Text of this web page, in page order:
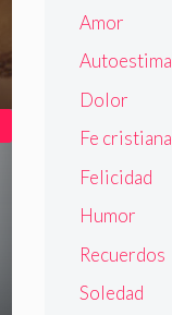
Amor
Autoestima
Dolor
Fe cristiana
Felicidad
Humor
Recuerdos
Soledad